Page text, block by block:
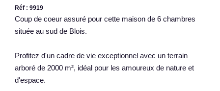
Réf : 9919
Coup de coeur assuré pour cette maison de 6 chambres
située au sud de Blois.
Profitez d'un cadre de vie exceptionnel avec un terrain
arboré de 2000 m², idéal pour les amoureux de nature et
d'espace.